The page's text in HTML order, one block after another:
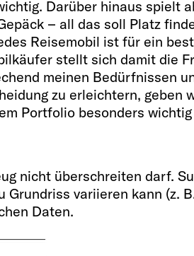
Darüber hinaus spielt
– all das soll Platz
Reisemobil ist für ein
stellt sich damit die
meinen Bedürfnissen
zu erleichtern, geben
Portfolio besonders
nicht überschreiten darf.
variieren kann (z.
Daten.